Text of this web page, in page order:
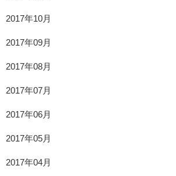
2017年10月
2017年09月
2017年08月
2017年07月
2017年06月
2017年05月
2017年04月